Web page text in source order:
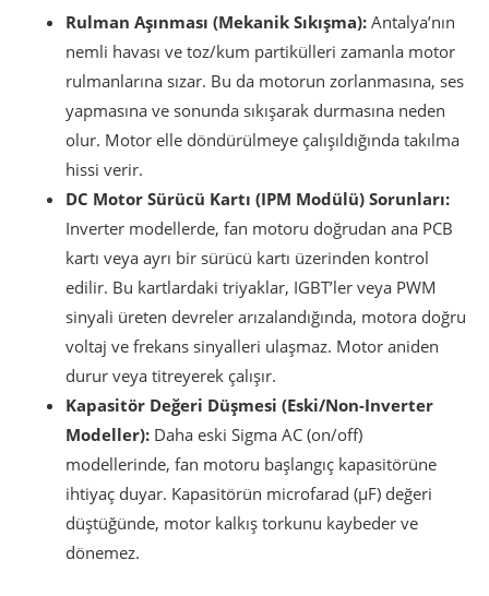
Rulman Aşınması (Mekanik Sıkışma): Antalya’nın
nemli havası ve toz/kum partikülleri zamanla motor
rulmanlarına sızar. Bu da motorun zorlanmasına, ses
yapmasına ve sonunda sıkışarak durmasına neden
olur. Motor elle döndürülmeye çalışıldığında takılma
hissi verir.
DC Motor Sürücü Kartı (IPM Modülü) Sorunları:
Inverter modellerde, fan motoru doğrudan ana PCB
kartı veya ayrı bir sürücü kartı üzerinden kontrol
edilir. Bu kartlardaki triyaklar, IGBT’ler veya PWM
sinyali üreten devreler arızalandığında, motora doğru
voltaj ve frekans sinyalleri ulaşmaz. Motor aniden
durur veya titreyerek çalışır.
Kapasitör Değeri Düşmesi (Eski/Non-Inverter
Modeller): Daha eski Sigma AC (on/off)
modellerinde, fan motoru başlangıç kapasitörüne
ihtiyaç duyar. Kapasitörün microfarad (µF) değeri
düştüğünde, motor kalkış torkunu kaybeder ve
dönemez.